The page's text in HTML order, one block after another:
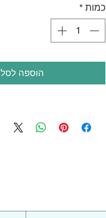
כמות *
הוספה לסל